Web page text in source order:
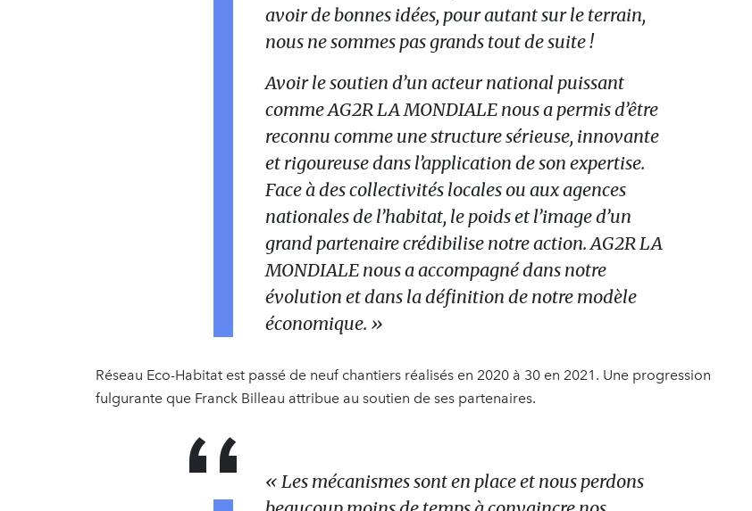
avoir de bonnes idées, pour autant sur le terrain,
nous ne sommes pas grands tout de suite !
Avoir le soutien d’un acteur national puissant
comme AG2R LA MONDIALE nous a permis d’être
reconnu comme une structure sérieuse, innovante
et rigoureuse dans l’application de son expertise.
Face à des collectivités locales ou aux agences
nationales de l’habitat, le poids et l’image d’un
grand partenaire crédibilise notre action. AG2R LA
MONDIALE nous a accompagné dans notre
évolution et dans la définition de notre modèle
économique. »
Réseau Eco-Habitat est passé de neuf chantiers réalisés en 2020 à 30 en 2021. Une progression
fulgurante que Franck Billeau attribue au soutien de ses partenaires.
« Les mécanismes sont en place et nous perdons